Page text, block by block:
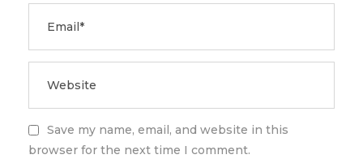
Save my name, email, and website in this
browser for the next time I comment.